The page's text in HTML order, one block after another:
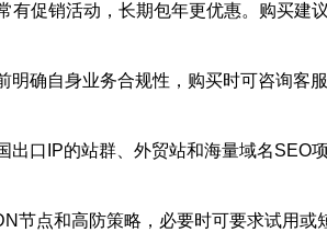
促销活动，长期包年更优惠。购买建
确自身业务合规性，购买时可咨询客
口IP的站群、外贸站和海量域名SEO
点和高防策略，必要时可要求试用